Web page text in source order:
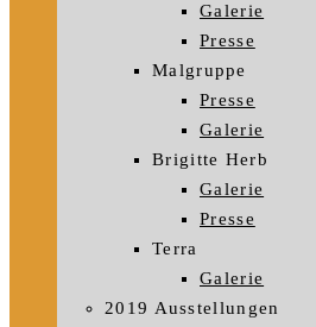
Galerie
Presse
Malgruppe
Presse
Galerie
Brigitte Herb
Galerie
Presse
Terra
Galerie
2019 Ausstellungen